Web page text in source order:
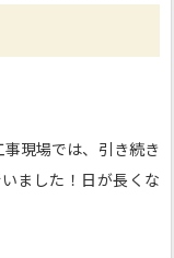
現場では、引き続き
ました！日が長くな